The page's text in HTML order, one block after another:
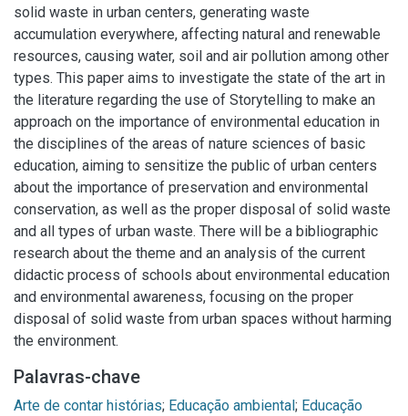
solid waste in urban centers, generating waste
accumulation everywhere, affecting natural and renewable
resources, causing water, soil and air pollution among other
types. This paper aims to investigate the state of the art in
the literature regarding the use of Storytelling to make an
approach on the importance of environmental education in
the disciplines of the areas of nature sciences of basic
education, aiming to sensitize the public of urban centers
about the importance of preservation and environmental
conservation, as well as the proper disposal of solid waste
and all types of urban waste. There will be a bibliographic
research about the theme and an analysis of the current
didactic process of schools about environmental education
and environmental awareness, focusing on the proper
disposal of solid waste from urban spaces without harming
the environment.
Palavras-chave
Arte de contar histórias; Educação ambiental; Educação